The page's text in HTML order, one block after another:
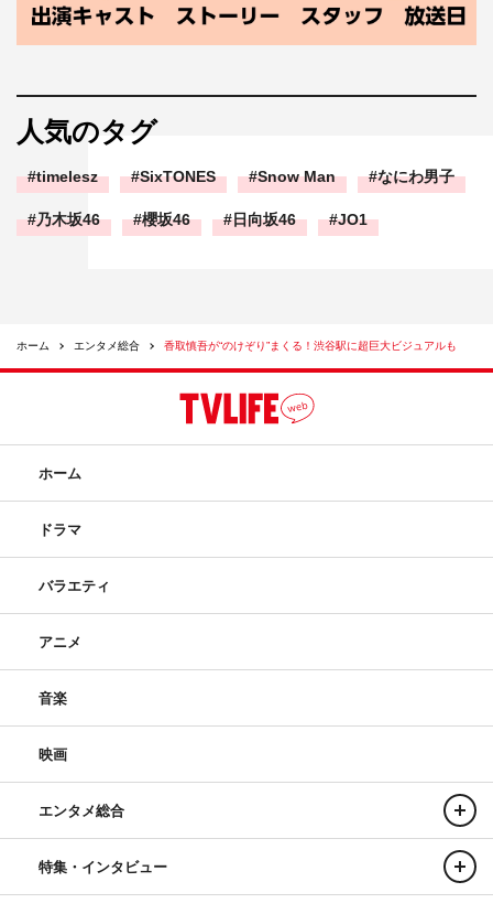
人気のタグ
timelesz SixTONES Snow Man なにわ男子
乃木坂46 櫻坂46 日向坂46 JO1
ホーム エンタメ総合 香取慎吾が“のけぞり”まくる！渋谷駅に超巨大ビジュアルも
ホーム
ドラマ
バラエティ
アニメ
音楽
映画
エンタメ総合
特集・インタビュー